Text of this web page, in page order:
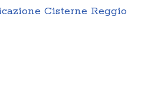
Cisterne Reggio